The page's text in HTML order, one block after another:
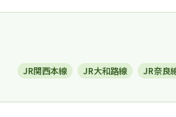
JR関西本線 JR大和路線 JR奈良